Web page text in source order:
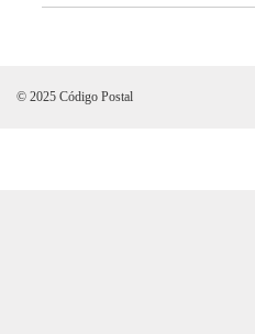
© 2025 Código Postal